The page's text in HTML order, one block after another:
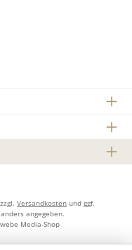
Versandkosten und ggf.
angegeben.
webe Media-Shop